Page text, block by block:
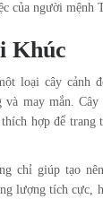
của người mệnh
Khúc
loại cây cảnh
may mắn. Cây
hợp để trang
chỉ giúp tạo
lượng tích cực,